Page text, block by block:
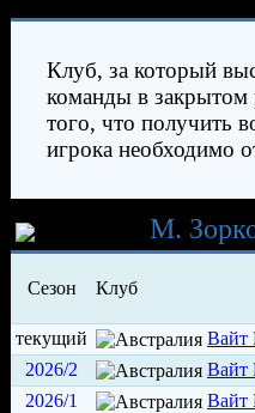
Клуб, за который
команды в закрытом
того, что получить
игрока необходимо
М.
Сезон Клуб
текущий Вайт
2026/2
Вайт
2026/1
Вайт